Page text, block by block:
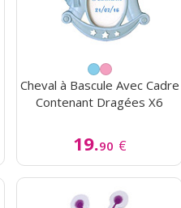
Cheval à Bascule Avec Cadre
Contenant Dragées X6
19.90 €